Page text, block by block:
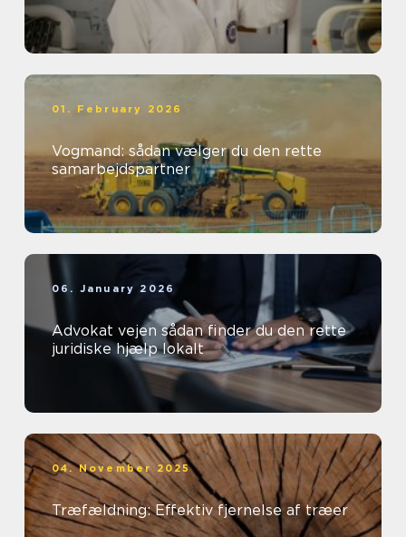
01. February 2026
Vogmand: sådan vælger du den rette
samarbejdspartner
06. January 2026
Advokat vejen sådan finder du den rette
juridiske hjælp lokalt
04. November 2025
Træfældning: Effektiv fjernelse af træer